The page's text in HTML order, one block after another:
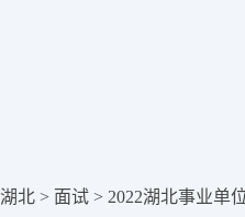
湖北 > 面试 > 2022湖北事业单